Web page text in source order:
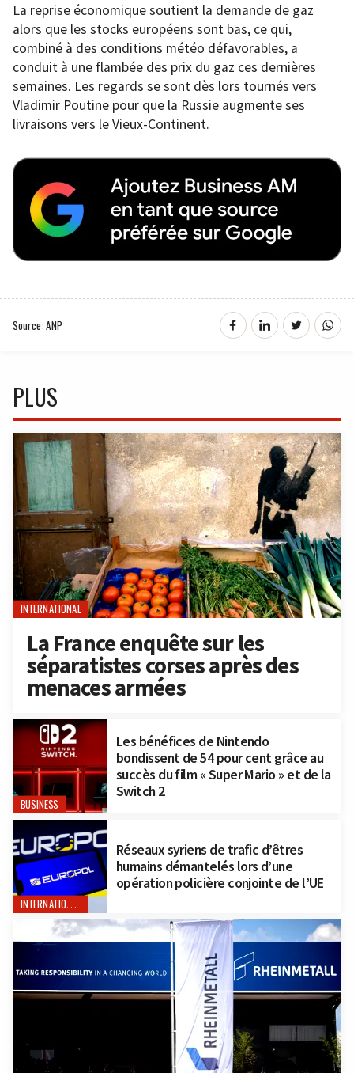
La reprise économique soutient la demande de gaz
alors que les stocks européens sont bas, ce qui,
combiné à des conditions météo défavorables, a
conduit à une flambée des prix du gaz ces dernières
semaines. Les regards se sont dès lors tournés vers
Vladimir Poutine pour que la Russie augmente ses
livraisons vers le Vieux-Continent.
Source: ANP
PLUS
INTERNATIONAL
La France enquête sur les
séparatistes corses après des
menaces armées
BUSINESS
Les bénéfices de Nintendo
bondissent de 54 pour cent grâce au
succès du film « Super Mario » et de la
Switch 2
INTERNATIONAL
Réseaux syriens de trafic d’êtres
humains démantelés lors d’une
opération policière conjointe de l’UE